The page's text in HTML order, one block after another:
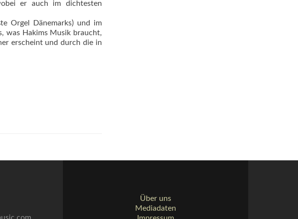
er auch im dichtesten
Orgel Dänemarks) und im
was Hakims Musik braucht,
erscheint und durch die in
Über uns
Mediadaten